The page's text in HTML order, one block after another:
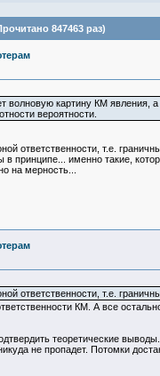
847463 раз)
картину КМ явления,
вероятности.
ответственности, т.е.
принципе... именно такие,
на мерность...
ответственности, т.е.
КМ. А все
теоретические
не пропадет. Потомки